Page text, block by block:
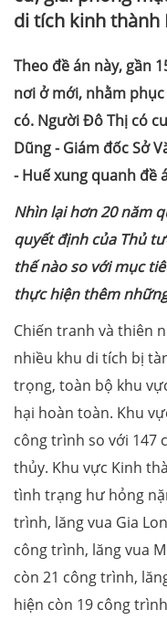
di tích kinh thành
Theo đề án này, gần
nơi ở mới, nhằm
có. Người Đô Thị có
Dũng - Giám đốc Sở
- Huế xung quanh đề
Nhìn lại hơn 20 năm
quyết định của Thủ
thế nào so với mục
thực hiện thêm
Chiến tranh và thiên
nhiều khu di tích bị
trọng, toàn bộ khu
hại hoàn toàn. Khu
công trình so với 147
thủy. Khu vực Kinh
tình trạng hư hỏng
trình, lăng vua Gia
công trình, lăng vua
còn 21 công trình,
hiện còn 19 công